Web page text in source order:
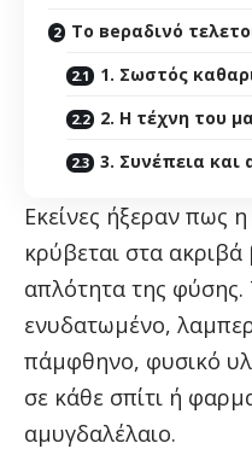
Το веραδινό
1. Σωστός
2. Η τέχνη του
3. Συνέπεια και
Εκείνες ήξεραν πως
κρύβεται στα
απλότητα της φύσης.
ενυδατωμένο,
πάμφθηνο, φυσικό
σε κάθε σπίτι ή
αμυγδαλέλαιο.